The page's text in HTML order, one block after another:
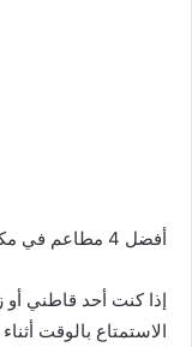
أفضل 4 مطاعم في مكة
إذا كنت أحد قاطني
الاستمتاع بالوقت